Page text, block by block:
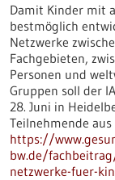
Damit Kinder mit
bestmöglich
Netzwerke
Fachgebieten,
Personen und
Gruppen soll der
28. Juni in
Teilnehmende
https://
bw.de/
netzwerke-fuer-